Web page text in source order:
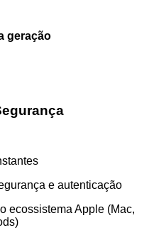
geração
e autenticação
ecossistema Apple (Mac,